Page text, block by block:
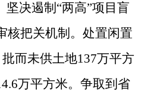
坚决遏制 “两高”项目盲
核把关机制。处置闲置
而未供土地137万平方
万平方米。争取到省